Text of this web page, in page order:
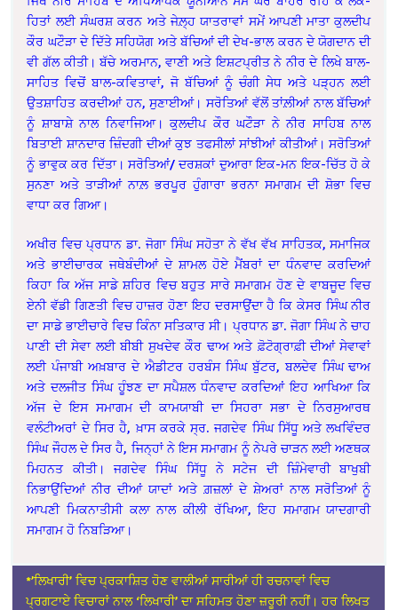
ਹਿਤਾਂ ਲਈ ਸੰਘਰਸ਼ ਕਰਨ ਅਤੇ ਜੇਲ਼੍ਹ ਯਾਤਰਾਵਾਂ ਸਮੇਂ ਆਪਣੀ ਮਾਤਾ ਕੁਲਦੀਪ
ਕੌਰ ਘਟੌੜਾ ਦੇ ਦਿੱਤੇ ਸਹਿਯੋਗ ਅਤੇ ਬੱਚਿਆਂ ਦੀ ਦੇਖ-ਭਾਲ ਕਰਨ ਦੇ ਯੋਗਦਾਨ ਦੀ
ਵੀ ਗੱਲ ਕੀਤੀ। ਬੱਚੇ ਅਰਮਾਨ, ਵਾਣੀ ਅਤੇ ਇਸ਼ਟਪ੍ਰੀਤ ਨੇ ਨੀਰ ਦੇ ਲਿਖੇ ਬਾਲ-
ਸਾਹਿਤ ਵਿਚੋਂ ਬਾਲ-ਕਵਿਤਾਵਾਂ, ਜੋ ਬੱਚਿਆਂ ਨੂੰ ਚੰਗੀ ਸੇਧ ਅਤੇ ਪੜ੍ਹਨ ਲਈ
ਉਤਸ਼ਾਹਿਤ ਕਰਦੀਆਂ ਹਨ, ਸੁਣਾਈਆਂ। ਸਰੋਤਿਆਂ ਵੱਲੋਂ ਤਾਂਲ਼ੀਆਂ ਨਾਲ ਬੱਚਿਆਂ
ਨੂੰ ਸ਼ਾਬਾਸ਼ੇ ਨਾਲ ਨਿਵਾਜਿਆ। ਕੁਲਦੀਪ ਕੌਰ ਘਟੌੜਾ ਨੇ ਨੀਰ ਸਾਹਿਬ ਨਾਲ
ਬਿਤਾਈ ਸ਼ਾਨਦਾਰ ਜ਼ਿੰਦਗੀ ਦੀਆਂ ਕੁਝ ਤਫਸੀਲਾਂ ਸਾਂਝੀਆਂ ਕੀਤੀਆਂ। ਸਰੋਤਿਆਂ
ਨੂੰ ਭਾਵੁਕ ਕਰ ਦਿੱਤਾ। ਸਰੋਤਿਆਂ/ ਦਰਸ਼ਕਾਂ ਦੁਆਰਾ ਇਕ-ਮਨ ਇਕ-ਚਿੱਤ ਹੋ ਕੇ
ਸੁਨਣਾ ਅਤੇ ਤਾੜੀਆਂ ਨਾਲ਼ ਭਰਪੂਰ ਹੁੰਗਾਰਾ ਭਰਨਾ ਸਮਾਗਮ ਦੀ ਸ਼ੋਭਾ ਵਿਚ
ਵਾਧਾ ਕਰ ਗਿਆ।
ਅਖੀਰ ਵਿਚ ਪ੍ਰਧਾਨ ਡਾ. ਜੋਗਾ ਸਿੰਘ ਸਹੋਤਾ ਨੇ ਵੱਖ ਵੱਖ ਸਾਹਿਤਕ, ਸਮਾਜਿਕ
ਅਤੇ ਭਾਈਚਾਰਕ ਜਥੇਬੰਦੀਆਂ ਦੇ ਸ਼ਾਮਲ ਹੋਏ ਮੈਂਬਰਾਂ ਦਾ ਧੰਨਵਾਦ ਕਰਦਿਆਂ
ਕਿਹਾ ਕਿ ਅੱਜ ਸਾਡੇ ਸ਼ਹਿਰ ਵਿਚ ਬਹੁਤ ਸਾਰੇ ਸਮਾਗਮ ਹੋਣ ਦੇ ਵਾਬਜੂਦ ਵਿਚ
ਏਨੀ ਵੱਡੀ ਗਿਣਤੀ ਵਿਚ ਹਾਜ਼ਰ ਹੋਣਾ ਇਹ ਦਰਸਾਉਂਦਾ ਹੈ ਕਿ ਕੇਸਰ ਸਿੰਘ ਨੀਰ
ਦਾ ਸਾਡੇ ਭਾਈਚਾਰੇ ਵਿਚ ਕਿੰਨਾ ਸਤਿਕਾਰ ਸੀ। ਪ੍ਰਧਾਨ ਡਾ. ਜੋਗਾ ਸਿੰਘ ਨੇ ਚਾਹ
ਪਾਣੀ ਦੀ ਸੇਵਾ ਲਈ ਬੀਬੀ ਸੁਖਦੇਵ ਕੌਰ ਢਾਅ ਅਤੇ ਫ਼ੋਟੋਗ੍ਰਾਫ਼ੀ ਦੀਆਂ ਸੇਵਾਵਾਂ
ਲਈ ਪੰਜਾਬੀ ਅਖ਼ਬਾਰ ਦੇ ਐਡੀਟਰ ਹਰਬੰਸ ਸਿੰਘ ਬੁੱਟਰ, ਬਲਦੇਵ ਸਿੰਘ ਢਾਅ
ਅਤੇ ਦਲਜੀਤ ਸਿੰਘ ਹੂੰਝਣ ਦਾ ਸਪੈਸ਼ਲ ਧੰਨਵਾਦ ਕਰਦਿਆਂ ਇਹ ਆਖਿਆ ਕਿ
ਅੱਜ ਦੇ ਇਸ ਸਮਾਗਮ ਦੀ ਕਾਮਯਾਬੀ ਦਾ ਸਿਹਰਾ ਸਭਾ ਦੇ ਨਿਰਸੁਆਰਥ
ਵਲੰਟੀਅਰਾਂ ਦੇ ਸਿਰ ਹੈ, ਖ਼ਾਸ ਕਰਕੇ ਸ੍ਰ. ਜਗਦੇਵ ਸਿੰਘ ਸਿੱਧੂ ਅਤੇ ਲਖਵਿੰਦਰ
ਸਿੰਘ ਜੌਹਲ ਦੇ ਸਿਰ ਹੈ, ਜਿਨ੍ਹਾਂ ਨੇ ਇਸ ਸਮਾਗਮ ਨੂੰ ਨੇਪਰੇ ਚਾੜਨ ਲਈ ਅਣਥਕ
ਮਿਹਨਤ ਕੀਤੀ। ਜਗਦੇਵ ਸਿੰਘ ਸਿੱਧੂ ਨੇ ਸਟੇਜਦੀ ਜ਼ਿੰਮੇਵਾਰੀ ਬਾਖੁਬੀ
ਨਿਭਾਉਂਦਿਆਂ ਨੀਰ ਦੀਆਂ ਯਾਦਾਂ ਅਤੇ ਗ਼ਜ਼ਲਾਂ ਦੇ ਸ਼ੇਅਰਾਂ ਨਾਲ ਸਰੋਤਿਆਂ ਨੂੰ
ਆਪਣੀ ਮਿਕਨਾਤੀਸੀ ਕਲਾ ਨਾਲ ਕੀਲੀ ਰੱਖਿਆ, ਇਹ ਸਮਾਗਮ ਯਾਦਗਾਰੀ
ਸਮਾਗਮ ਹੋ ਨਿਬੜਿਆ।
*’ਲਿਖਾਰੀ’ ਵਿਚ ਪ੍ਰਕਾਸ਼ਿਤ ਹੋਣ ਵਾਲੀਆਂ ਸਾਰੀਆਂ ਹੀ ਰਚਨਾਵਾਂ ਵਿਚ
ਪ੍ਰਗਟਾਏ ਵਿਚਾਰਾਂ ਨਾਲ ‘ਲਿਖਾਰੀ’ ਦਾ ਸਹਿਮਤ ਹੋਣਾ ਜ਼ਰੂਰੀ ਨਹੀਂ। ਹਰ ਲਿਖਤ